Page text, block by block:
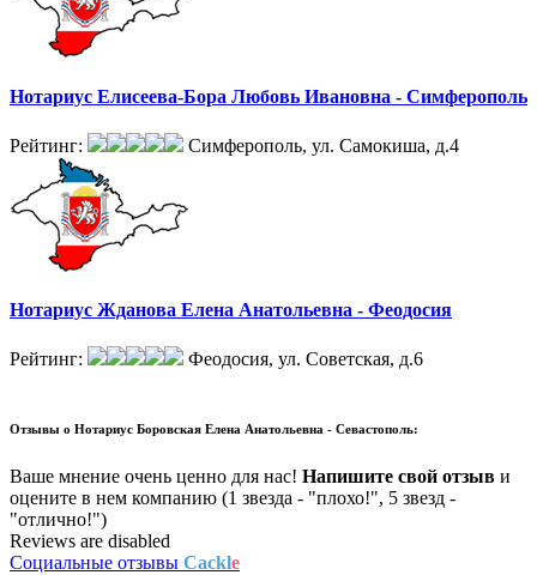
Нотариус Елисеева-Бора Любовь Ивановна - Симферополь
Рейтинг: Симферополь, ул. Самокиша, д.4
Нотариус Жданова Елена Анатольевна - Феодосия
Рейтинг: Феодосия, ул. Советская, д.6
Отзывы о Нотариус Боровская Елена Анатольевна - Севастополь:
Ваше мнение очень ценно для нас! Напишите свой отзыв и
оцените в нем компанию (1 звезда - "плохо!", 5 звезд -
"отлично!")
Reviews are disabled
Социальные отзывы Cackle